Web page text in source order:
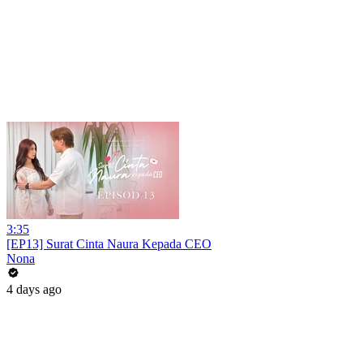
3:35
[EP13] Surat Cinta Naura Kepada CEO
Nona
4 days ago